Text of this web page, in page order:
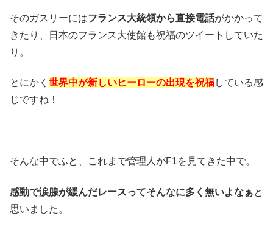
そのガスリーにはフランス大統領から直接電話がかかって
きたり、日本のフランス大使館も祝福のツイートしていた
り。
とにかく 世界中が新しいヒーローの出現を祝福している感
じですね！
そんな中でふと、これまで管理人がF1を見てきた中で。
感動で涙腺が緩んだレースってそんなに多く無いよなぁと
思いました。